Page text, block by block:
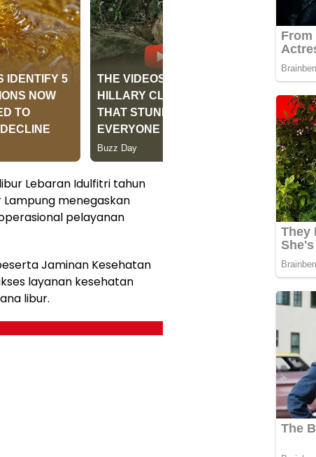
Lebaran Idulfitri tahun
Lampung menegaskan
pelayanan
Jaminan Kesehatan
layanan kesehatan
libur.